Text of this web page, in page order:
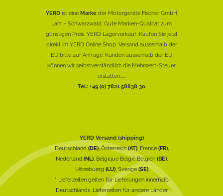
YERD ist eine Marke der Motorgeräte Fischer GmbH
Lahr - Schwarzwald: Gute Marken-Qualität zum
günstigen Preis. YERD Lagerverkauf: Kaufen Sie jetzt
direkt im YERD Online Shop. Versand ausserhalb der
EU bitte auf Anfrage. Kunden ausserhalb der EU
können wir selbstverständlich die Mehrwert-Steuer
erstatten......
Tel.: +49 (0) 7821 58838 30
YERD Versand (shipping)
Deutschland(DE), Österreich(AT), France (FR),
Nederland (NL), Belgique België Belgien (BE),
Lëtzebuerg (LU), Sverige(SE)
* Lieferzeiten gelten für Lieferungen innerhalb
Deutschlands, Lieferzeiten für andere Länder